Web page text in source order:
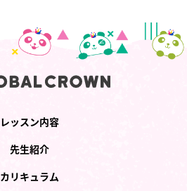
レッスン内容
先生紹介
カリキュラム